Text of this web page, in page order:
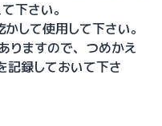
下さい。
して使用して下さい。
りますので、つめかえ
記録しておいて下さ